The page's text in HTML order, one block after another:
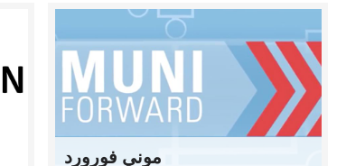
موني فورورد